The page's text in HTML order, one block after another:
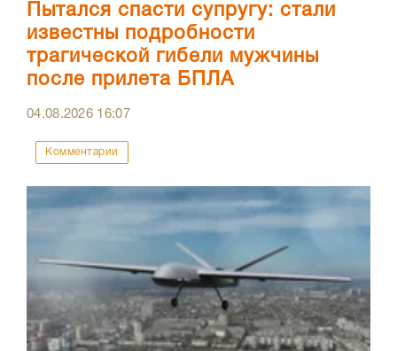
Пытался спасти супругу: стали
известны подробности
трагической гибели мужчины
после прилета БПЛА
04.08.2026 16:07
Комментарии